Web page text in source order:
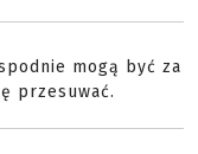
mogą być za
przesuwać.